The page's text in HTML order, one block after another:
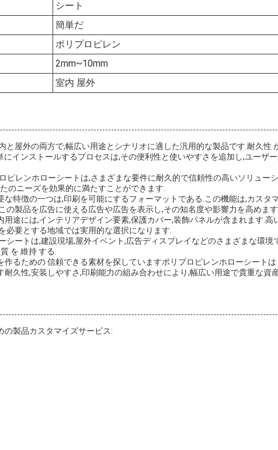
シート
簡単だ
ポリプロピレン
2mm~10mm
室内 屋外
と屋外の両方で,幅広い用途とシナリオに適した汎用的な製品です.耐久性
にインストールするプロセスは,その便利性と使いやすさを追加し,ユーザ
ピレンホローシートは,さまざまな要件に耐久的で信頼性の高いソリュー
のニーズを効果的に満たすことができます.
特徴の一つは,印刷を可能にするフォーマットである.この機能は,カスタ
の製品を広告に使える広告や広告を表示し,その知名度や影響力を高めます
途には,インテリアデザイン要素,保護カバー,装飾パネルが含まれます.高
必要とする地域では実用的な選択になります.
シートは,建設現場,屋外イベント,広告ディスプレイなどのさまざまな環境
を 維持 する.
るための 信頼できる素材を探していますポリプロピレンホローシート
久性,安装しやすさ,印刷能力の組み合わせにより,幅広い用途で貴重な資
の製品カスタマイズサービス: